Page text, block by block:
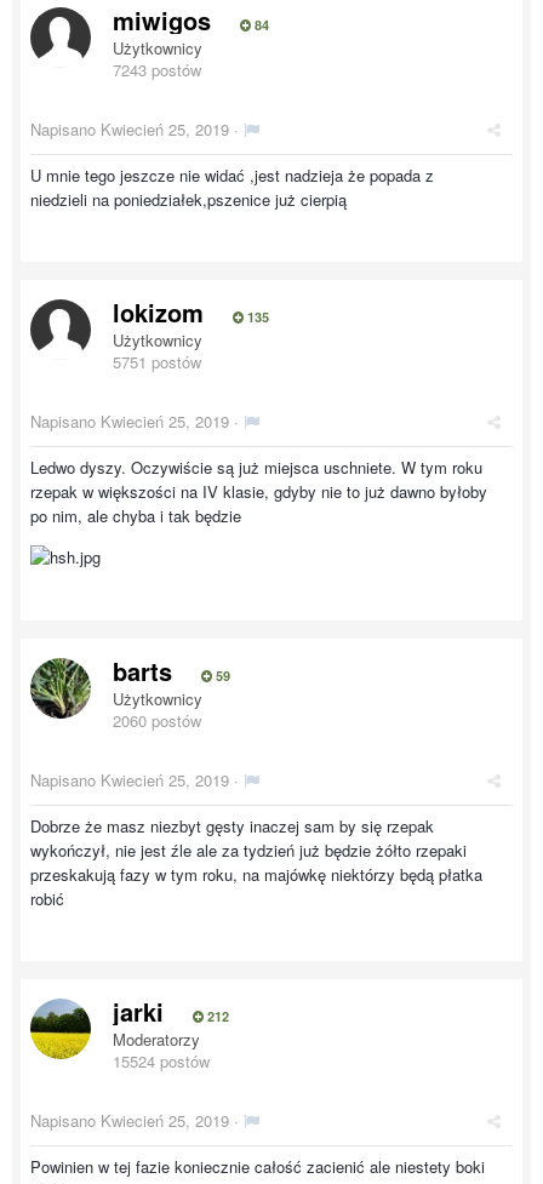
miwigos 84
Użytkownicy
7243 postów
Napisano Kwiecień 25, 2019 ·
U mnie tego jeszcze nie widać ,jest nadzieja że popada z
niedzieli na poniedziałek,pszenice już cierpią
lokizom 135
Użytkownicy
5751 postów
Napisano Kwiecień 25, 2019 ·
Ledwo dyszy. Oczywiście są już miejsca uschniete. W tym roku
rzepak w większości na IV klasie, gdyby nie to już dawno byłoby
po nim, ale chyba i tak będzie
barts 59
Użytkownicy
2060 postów
Napisano Kwiecień 25, 2019 ·
Dobrze że masz niezbyt gęsty inaczej sam by się rzepak
wykończył, nie jest źle ale za tydzień już będzie żółto rzepaki
przeskakują fazy w tym roku, na majówkę niektórzy będą płatka
robić
jarki 212
Moderatorzy
15524 postów
Napisano Kwiecień 25, 2019 ·
Powinien w tej fazie koniecznie całość zacienić ale niestety boki